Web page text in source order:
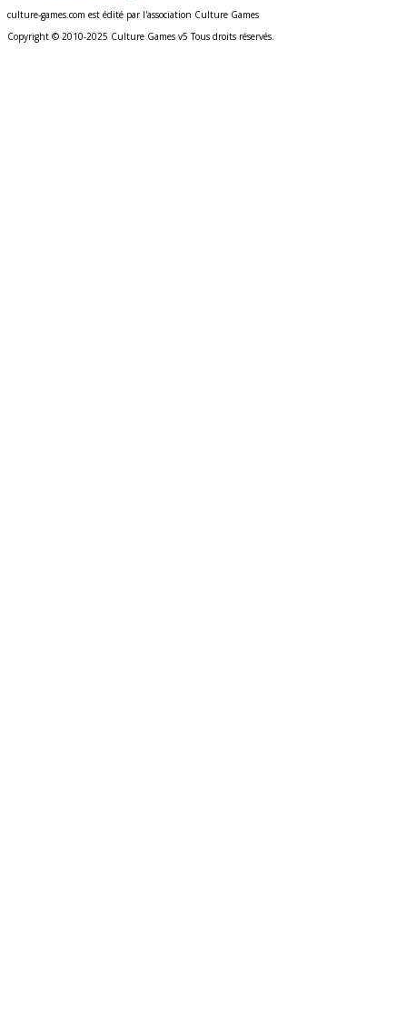
culture-games.com est édité par l'association Culture Games
Copyright © 2010-2025 Culture Games v5 Tous droits réservés.